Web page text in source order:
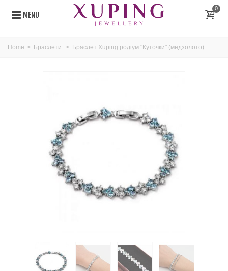
MENU
0
Home > Браслети > Браслет Xuping родіум "Куточки" (медзолото)